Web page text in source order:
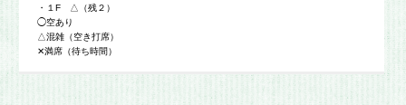
・１F △（残２）
◯空あり
△混雑（空き打席）
✕満席（待ち時間）